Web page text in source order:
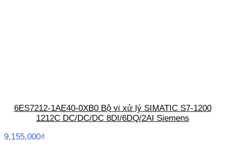
6ES7212-1AE40-0XB0 Bộ vi xử lý SIMATIC S7-1200
1212C DC/DC/DC 8DI/6DQ/2AI Siemens
9,155,000₫